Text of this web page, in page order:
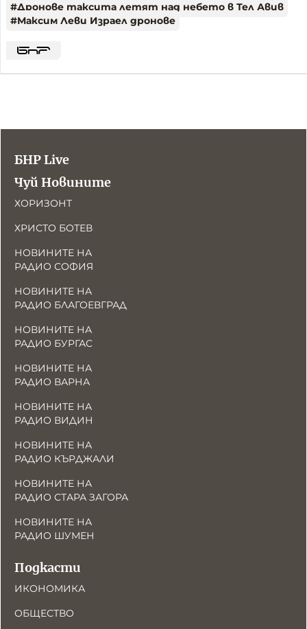
#Дронове таксита летят над небето в Тел Авив
#Максим Леви Израел дронове
БНР Live
Чуй Новините
ХОРИЗОНТ
ХРИСТО БОТЕВ
НОВИНИТЕ НА
РАДИО СОФИЯ
НОВИНИТЕ НА
РАДИО БЛАГОЕВГРАД
НОВИНИТЕ НА
РАДИО БУРГАС
НОВИНИТЕ НА
РАДИО ВАРНА
НОВИНИТЕ НА
РАДИО ВИДИН
НОВИНИТЕ НА
РАДИО КЪРДЖАЛИ
НОВИНИТЕ НА
РАДИО СТАРА ЗАГОРА
НОВИНИТЕ НА
РАДИО ШУМЕН
Подкасти
ИКОНОМИКА
ОБЩЕСТВО